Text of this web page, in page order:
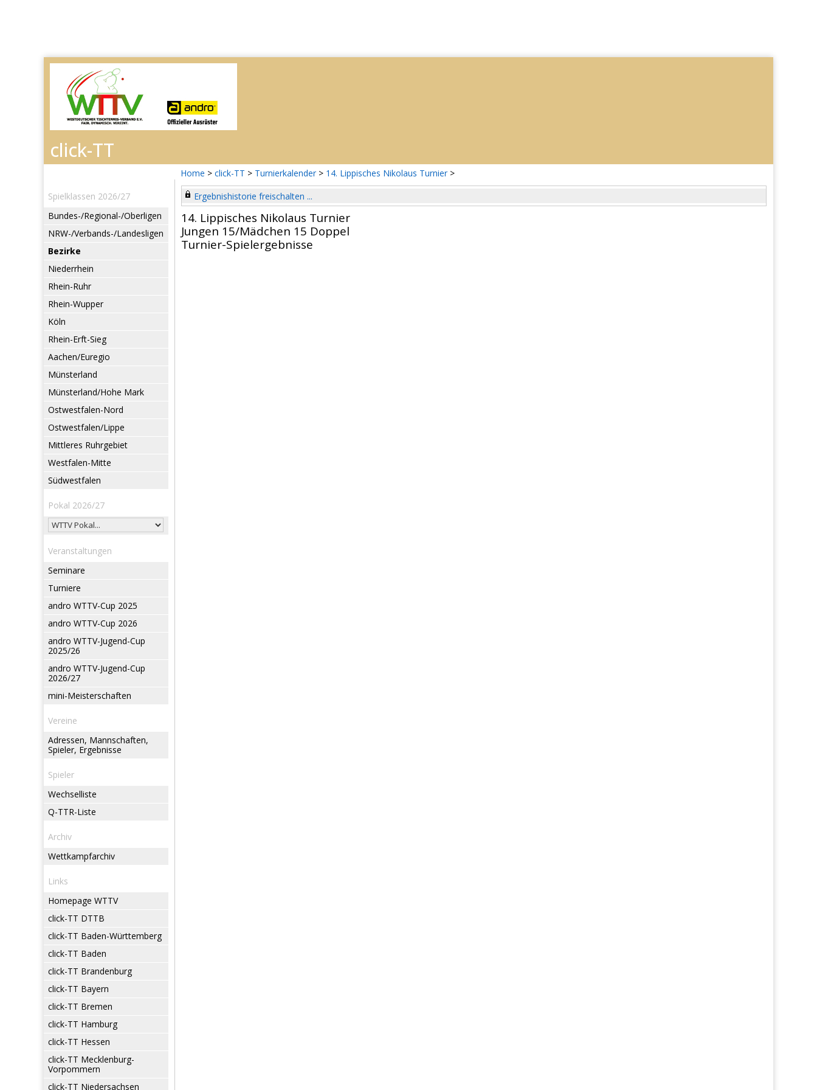
Home > click-TT > Turnierkalender > 14. Lippisches Nikolaus Turnier >
Spielklassen 2026/27
Bundes-/Regional-/Oberligen
NRW-/Verbands-/Landesligen
Bezirke
Niederrhein
Rhein-Ruhr
Rhein-Wupper
Köln
Rhein-Erft-Sieg
Aachen/Euregio
Münsterland
Münsterland/Hohe Mark
Ostwestfalen-Nord
Ostwestfalen/Lippe
Mittleres Ruhrgebiet
Westfalen-Mitte
Südwestfalen
Pokal 2026/27
Veranstaltungen
Seminare
Turniere
andro WTTV-Cup 2025
andro WTTV-Cup 2026
andro WTTV-Jugend-Cup
2025/26
andro WTTV-Jugend-Cup
2026/27
mini-Meisterschaften
Vereine
Adressen, Mannschaften,
Spieler, Ergebnisse
Spieler
Wechselliste
Q-TTR-Liste
Archiv
Wettkampfarchiv
Links
Homepage WTTV
click-TT DTTB
click-TT Baden-Württemberg
click-TT Baden
click-TT Brandenburg
click-TT Bayern
click-TT Bremen
click-TT Hamburg
click-TT Hessen
click-TT Mecklenburg-
Vorpommern
click-TT Niedersachsen
Ergebnishistorie freischalten ...
14. Lippisches Nikolaus Turnier
Jungen 15/Mädchen 15 Doppel
Turnier-Spielergebnisse